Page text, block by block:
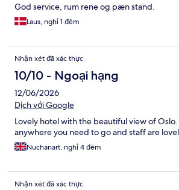
God service, rum rene og pæn stand.
Laus, nghỉ 1 đêm
Nhận xét đã xác thực
10/10 - Ngoại hạng
12/06/2026
Dịch với Google
Lovely hotel with the beautiful view of Oslo.
anywhere you need to go and staff are
Nuchanart, nghỉ 4 đêm
Nhận xét đã xác thực